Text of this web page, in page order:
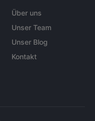
Über uns
Unser Team
Unser Blog
Kontakt